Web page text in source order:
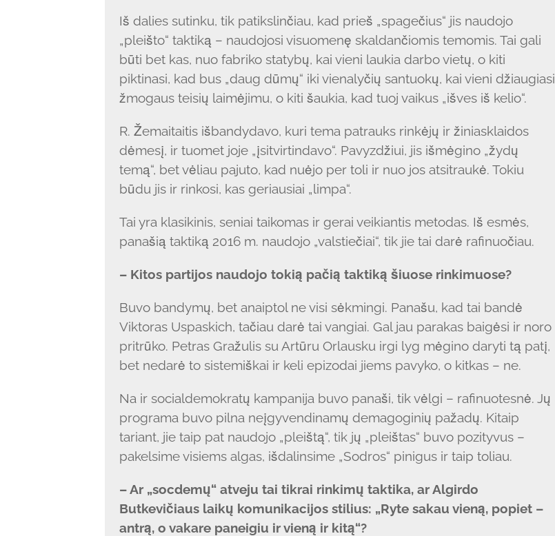
Iš dalies sutinku, tik patikslinčiau, kad prieš „spagečius“ jis naudojo
„pleišto“ taktiką – naudojosi visuomenę skaldančiomis temomis. Tai gali
būti bet kas, nuo fabriko statybų, kai vieni laukia darbo vietų, o kiti
piktinasi, kad bus „daug dūmų“ iki vienalyčių santuokų, kai vieni džiaugiasi
žmogaus teisių laimėjimu, o kiti šaukia, kad tuoj vaikus „išves iš kelio“.
R. Žemaitaitis išbandydavo, kuri tema patrauks rinkėjų ir žiniasklaidos
dėmesį, ir tuomet joje „įsitvirtindavo“. Pavyzdžiui, jis išmėgino „žydų
temą“, bet vėliau pajuto, kad nuėjo per toli ir nuo jos atsitraukė. Tokiu
būdu jis ir rinkosi, kas geriausiai „limpa“.
Tai yra klasikinis, seniai taikomas ir gerai veikiantis metodas. Iš esmės,
panašią taktiką 2016 m. naudojo „valstiečiai“, tik jie tai darė rafinuočiau.
– Kitos partijos naudojo tokią pačią taktiką šiuose rinkimuose?
Buvo bandymų, bet anaiptol ne visi sėkmingi. Panašu, kad tai bandė
Viktoras Uspaskich, tačiau darė tai vangiai. Gal jau parakas baigėsi ir noro
pritrūko. Petras Gražulis su Artūru Orlausku irgi lyg mėgino daryti tą patį,
bet nedarė to sistemiškai ir keli epizodai jiems pavyko, o kitkas – ne.
Na ir socialdemokratų kampanija buvo panaši, tik vėlgi – rafinuotesnė. Jų
programa buvo pilna neįgyvendinamų demagoginių pažadų. Kitaip
tariant, jie taip pat naudojo „pleištą“, tik jų „pleištas“ buvo pozityvus –
pakelsime visiems algas, išdalinsime „Sodros“ pinigus ir taip toliau.
– Ar „socdemų“ atveju tai tikrai rinkimų taktika, ar Algirdo
Butkevičiaus laikų komunikacijos stilius: „Ryte sakau vieną, popiet –
antrą, o vakare paneigiu ir vieną ir kitą“?